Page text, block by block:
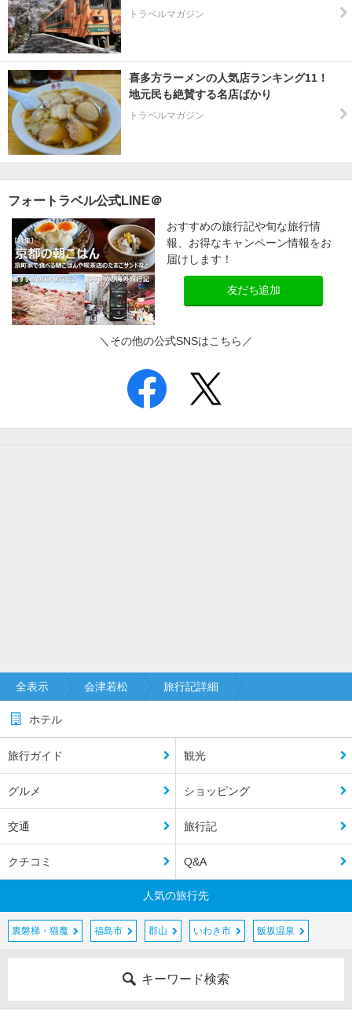
トラベルマガジン
喜多方ラーメンの人気店ランキング11！
地元民も絶賛する名店ばかり
トラベルマガジン
フォートラベル公式LINE＠
おすすめの旅行記や旬な旅行情
報、お得なキャンペーン情報をお
届けします！
友だち追加
＼その他の公式SNSはこちら／
全表示 会津若松 旅行記詳細
ホテル
旅行ガイド 観光
グルメ ショッピング
交通 旅行記
クチコミ Q&A
人気の旅行先
裏磐梯・猫魔 福島市 郡山 いわき市 飯坂温泉
キーワード検索